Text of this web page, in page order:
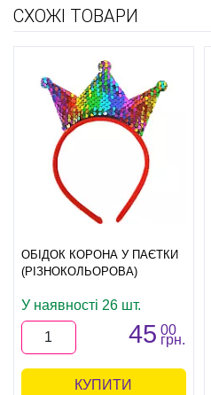
СХОЖІ ТОВАРИ
ОБІДОК КОРОНА У ПАЄТКИ
(РІЗНОКОЛЬОРОВА)
У наявності 26 шт.
45 00
грн.
КУПИТИ